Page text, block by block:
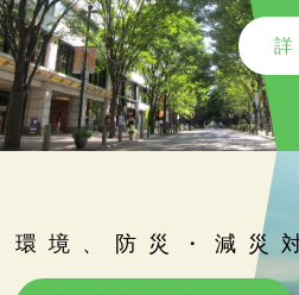
詳
環境、防災・減災